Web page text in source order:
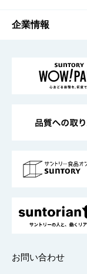
栄養成分一覧
工場見学
地域情報
サントリーホー
サントリーサ
サステナビリ
サントリーが
企業情報
企業概要
採用情報
お問い合わせ